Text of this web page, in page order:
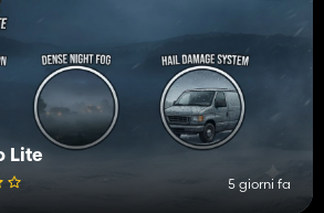
Lite
5 giorni fa